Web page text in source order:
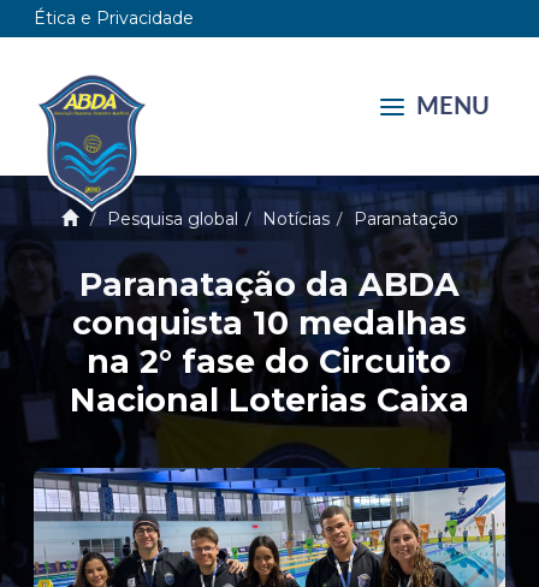
Ética e Privacidade
MENU
Pesquisa global Notícias Paranatação
Paranatação da ABDA
conquista 10 medalhas
na 2° fase do Circuito
Nacional Loterias Caixa